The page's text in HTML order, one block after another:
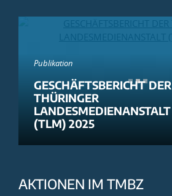
Publikation
GESCHÄFTSBERICHT DER
THÜRINGER
LANDESMEDIENANSTALT
(TLM) 2025
AKTIONEN IM TMBZ